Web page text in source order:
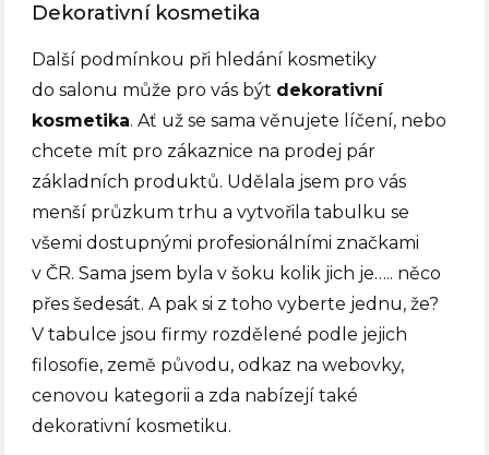
Dekorativní kosmetika
Další podmínkou při hledání kosmetiky
do salonu může pro vás být dekorativní
kosmetika. Ať už se sama věnujete líčení, nebo
chcete mít pro zákaznice na prodej pár
základních produktů. Udělala jsem pro vás
menší průzkum trhu a vytvořila tabulku se
všemi dostupnými profesionálními značkami
v ČR. Sama jsem byla v šoku kolik jich je….. něco
přes šedesát. A pak si z toho vyberte jednu, že?
V tabulce jsou firmy rozdělené podle jejich
filosofie, země původu, odkaz na webovky,
cenovou kategorii a zda nabízejí také
dekorativní kosmetiku.